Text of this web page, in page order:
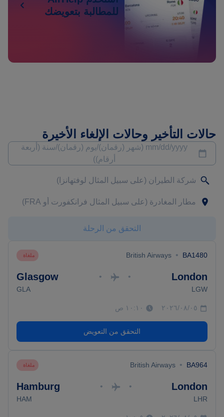
للمطالبة بتعويضك
حالات التأخير وحالات الإلغاء الأخيرة
mm/dd/yyyy (شهر (رقمان)/يوم (رقمان)/سنة (أربعة
أرقام))
التحقق من الرحلة
BA1480
•
British Airways ملغاة
London
•
•
Glasgow
LGW
GLA
٠٥‏/٠٨‏/٢٠٢٦ ١٠:١٠ ص
التحقق من التعويض
BA964
•
British Airways ملغاة
London
•
•
Hamburg
LHR
HAM